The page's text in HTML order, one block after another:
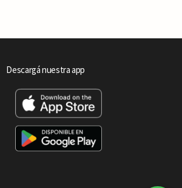
Descargá nuestra app